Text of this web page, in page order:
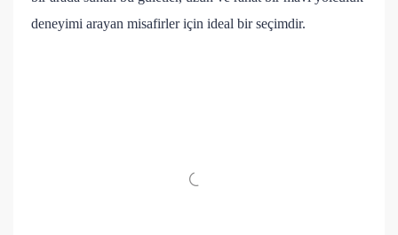
deneyimi arayan misafirler için ideal bir seçimdir.